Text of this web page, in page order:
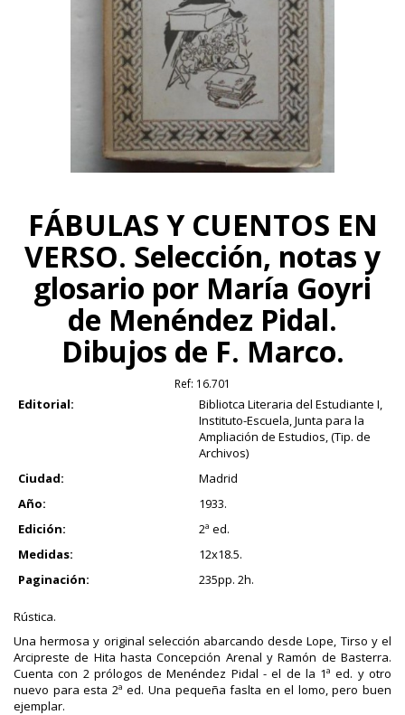
FÁBULAS Y CUENTOS EN
VERSO. Selección, notas y
glosario por María Goyri
de Menéndez Pidal.
Dibujos de F. Marco.
Ref: 16.701
Editorial:
Bibliotca Literaria del Estudiante I,
Instituto-Escuela, Junta para la
Ampliación de Estudios, (Tip. de
Archivos)
Ciudad:
Madrid
Año:
1933.
Edición:
2ª ed.
Medidas:
12x18.5.
Paginación:
235pp. 2h.
Rústica.
Una hermosa y original selección abarcando desde Lope, Tirso y el
Arcipreste de Hita hasta Concepción Arenal y Ramón de Basterra.
Cuenta con 2 prólogos de Menéndez Pidal - el de la 1ª ed. y otro
nuevo para esta 2ª ed. Una pequeña faslta en el lomo, pero buen
ejemplar.